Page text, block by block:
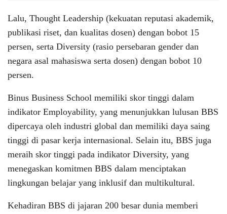
Lalu, Thought Leadership (kekuatan reputasi akademik,
publikasi riset, dan kualitas dosen) dengan bobot 15
persen, serta Diversity (rasio persebaran gender dan
negara asal mahasiswa serta dosen) dengan bobot 10
persen.
Binus Business School memiliki skor tinggi dalam
indikator Employability, yang menunjukkan lulusan BBS
dipercaya oleh industri global dan memiliki daya saing
tinggi di pasar kerja internasional. Selain itu, BBS juga
meraih skor tinggi pada indikator Diversity, yang
menegaskan komitmen BBS dalam menciptakan
lingkungan belajar yang inklusif dan multikultural.
Kehadiran BBS di jajaran 200 besar dunia memberi